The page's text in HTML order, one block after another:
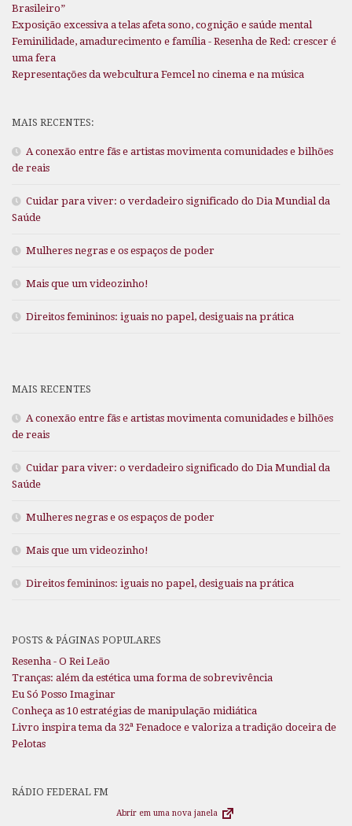
Brasileiro”
Exposição excessiva a telas afeta sono, cognição e saúde mental
Feminilidade, amadurecimento e família - Resenha de Red: crescer é
uma fera
Representações da webcultura Femcel no cinema e na música
MAIS RECENTES:
A conexão entre fãs e artistas movimenta comunidades e bilhões
de reais
Cuidar para viver: o verdadeiro significado do Dia Mundial da
Saúde
Mulheres negras e os espaços de poder
Mais que um videozinho!
Direitos femininos: iguais no papel, desiguais na prática
MAIS RECENTES
A conexão entre fãs e artistas movimenta comunidades e bilhões
de reais
Cuidar para viver: o verdadeiro significado do Dia Mundial da
Saúde
Mulheres negras e os espaços de poder
Mais que um videozinho!
Direitos femininos: iguais no papel, desiguais na prática
POSTS & PÁGINAS POPULARES
Resenha - O Rei Leão
Tranças: além da estética uma forma de sobrevivência
Eu Só Posso Imaginar
Conheça as 10 estratégias de manipulação midiática
Livro inspira tema da 32ª Fenadoce e valoriza a tradição doceira de
Pelotas
RÁDIO FEDERAL FM
Abrir em uma nova janela